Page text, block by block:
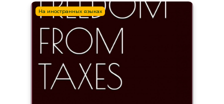
На иностранных языках